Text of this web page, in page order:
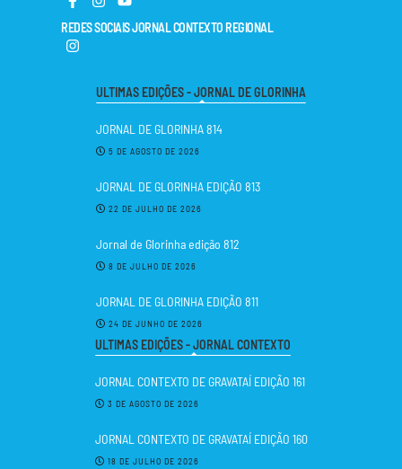
REDES SOCIAIS JORNAL CONTEXTO REGIONAL
ULTIMAS EDIÇÕES - JORNAL DE GLORINHA
JORNAL DE GLORINHA 814
5 DE AGOSTO DE 2026
JORNAL DE GLORINHA EDIÇÃO 813
22 DE JULHO DE 2026
Jornal de Glorinha edição 812
8 DE JULHO DE 2026
JORNAL DE GLORINHA EDIÇÃO 811
24 DE JUNHO DE 2026
ULTIMAS EDIÇÕES - JORNAL CONTEXTO
JORNAL CONTEXTO DE GRAVATAÍ EDIÇÃO 161
3 DE AGOSTO DE 2026
JORNAL CONTEXTO DE GRAVATAÍ EDIÇÃO 160
18 DE JULHO DE 2026